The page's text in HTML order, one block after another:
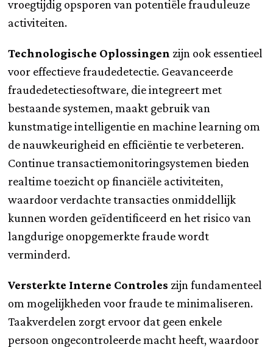
vroegtijdig opsporen van potentiële frauduleuze
activiteiten.
Technologische Oplossingen zijn ook essentieel
voor effectieve fraudedetectie. Geavanceerde
fraudedetectiesoftware, die integreert met
bestaande systemen, maakt gebruik van
kunstmatige intelligentie en machine learning om
de nauwkeurigheid en efficiëntie te verbeteren.
Continue transactiemonitoringsystemen bieden
realtime toezicht op financiële activiteiten,
waardoor verdachte transacties onmiddellijk
kunnen worden geïdentificeerd en het risico van
langdurige onopgemerkte fraude wordt
verminderd.
Versterkte Interne Controles zijn fundamenteel
om mogelijkheden voor fraude te minimaliseren.
Taakverdelen zorgt ervoor dat geen enkele
persoon ongecontroleerde macht heeft, waardoor